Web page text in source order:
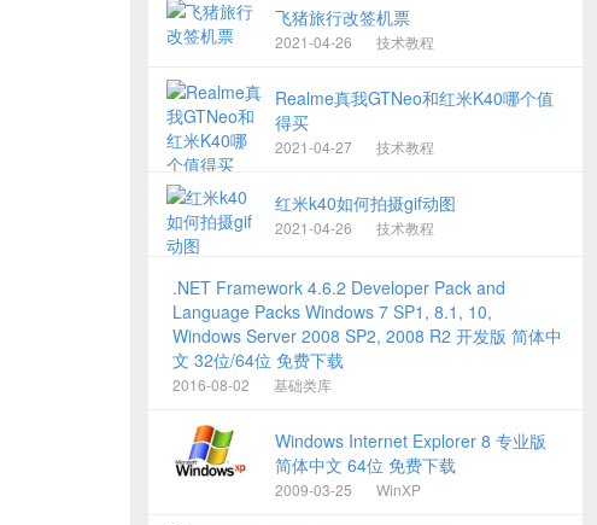
飞猪旅行改签机票
2021-04-26 技术教程
Realme真我GTNeo和红米K40哪个值
得买
2021-04-27 技术教程
红米k40如何拍摄gif动图
2021-04-26 技术教程
.NET Framework 4.6.2 Developer Pack and
Language Packs Windows 7 SP1, 8.1, 10,
Windows Server 2008 SP2, 2008 R2 开发版 简体中
文 32位/64位 免费下载
2016-08-02 基础类库
Windows Internet Explorer 8 专业版
简体中文 64位 免费下载
2009-03-25 WinXP